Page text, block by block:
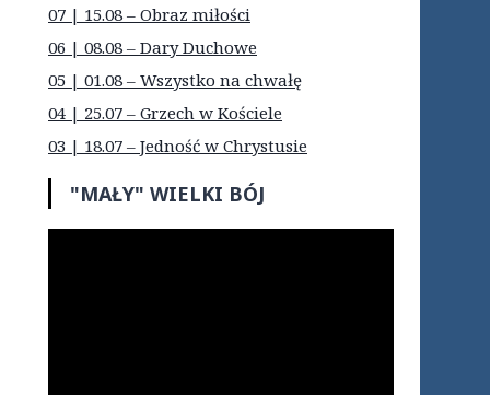
07 | 15.08 – Obraz miłości
06 | 08.08 – Dary Duchowe
05 | 01.08 – Wszystko na chwałę
04 | 25.07 – Grzech w Kościele
03 | 18.07 – Jedność w Chrystusie
"MAŁY" WIELKI BÓJ